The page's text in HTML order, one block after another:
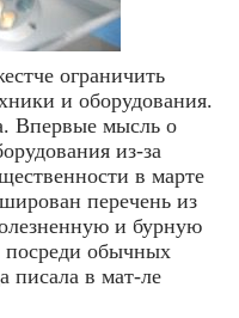
ограничить
и оборудования.
Впервые мысль о
из-за
в марте
перечень из
и бурную
посреди обычных
писала в мат-ле